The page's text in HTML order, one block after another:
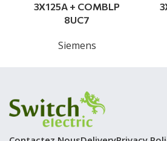
3X125A + COMBLP
8UC7
Siemens